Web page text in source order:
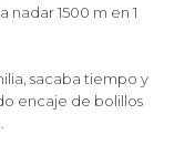
nadar 1500 m en 1
sacaba tiempo y
encaje de bolillos